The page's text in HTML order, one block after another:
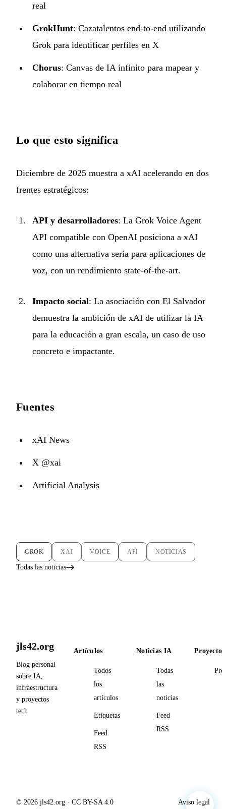
real
GrokHunt: Cazatalentos end-to-end utilizando
Grok para identificar perfiles en X
Chorus: Canvas de IA infinito para mapear y
colaborar en tiempo real
Lo que esto significa
Diciembre de 2025 muestra a xAI acelerando en dos
frentes estratégicos:
API y desarrolladores: La Grok Voice Agent
API compatible con OpenAI posiciona a xAI
como una alternativa seria para aplicaciones de
voz, con un rendimiento state-of-the-art.
Impacto social: La asociación con El Salvador
demuestra la ambición de xAI de utilizar la IA
para la educación a gran escala, un caso de uso
concreto e impactante.
Fuentes
xAI News
X @xai
Artificial Analysis
GROK XAI VOICE API NOTICIAS
Todas las noticias
jls42.org
Blog personal
sobre IA,
infraestructura
y proyectos
tech
Artículos
Todos
los
artículos
Etiquetas
Feed
RSS
Noticias IA
Todas
las
noticias
Feed
RSS
Proyectos
© 2026 jls42.org · CC BY-SA 4.0 Aviso legal